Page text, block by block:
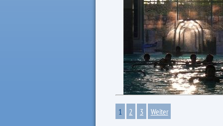
Klavier und Kaffee
Akustischer Sundown
Sommer-Sonnen-Tarife
WohlFühlTag "Atmung"
Öffnungszeiten und Preise
Anfahrt & Parken
1 2 3 Weiter